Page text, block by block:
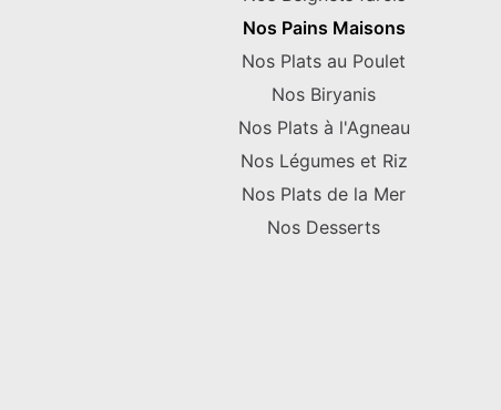
Nos Pains Maisons
Nos Plats au Poulet
Nos Biryanis
Nos Plats à l'Agneau
Nos Légumes et Riz
Nos Plats de la Mer
Nos Desserts